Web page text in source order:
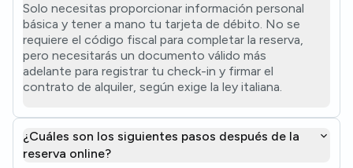
Solo necesitas proporcionar información personal
básica y tener a mano tu tarjeta de débito. No se
requiere el código fiscal para completar la reserva,
pero necesitarás un documento válido más
adelante para registrar tu check-in y firmar el
contrato de alquiler, según exige la ley italiana.
¿Cuáles son los siguientes pasos después de la
reserva online?